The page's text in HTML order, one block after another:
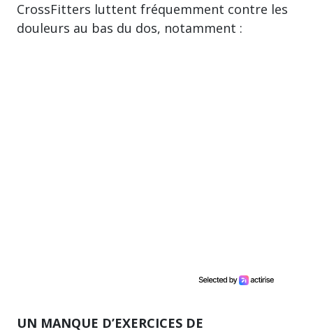
CrossFitters luttent fréquemment contre les
douleurs au bas du dos, notamment :
UN MANQUE D’EXERCICES DE